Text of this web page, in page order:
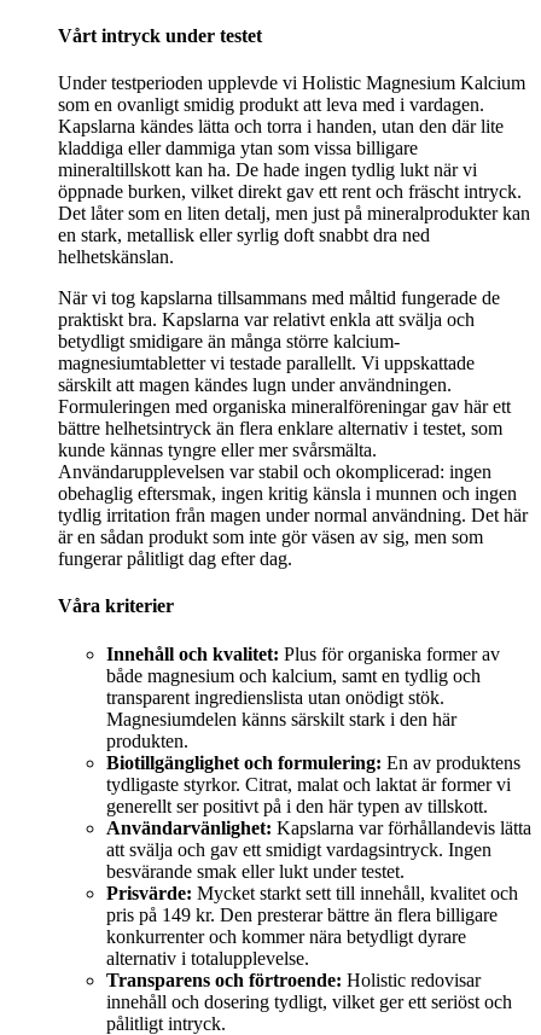
Vårt intryck under testet
Under testperioden upplevde vi Holistic Magnesium Kalcium
som en ovanligt smidig produkt att leva med i vardagen.
Kapslarna kändes lätta och torra i handen, utan den där lite
kladdiga eller dammiga ytan som vissa billigare
mineraltillskott kan ha. De hade ingen tydlig lukt när vi
öppnade burken, vilket direkt gav ett rent och fräscht intryck.
Det låter som en liten detalj, men just på mineralprodukter kan
en stark, metallisk eller syrlig doft snabbt dra ned
helhetskänslan.
När vi tog kapslarna tillsammans med måltid fungerade de
praktiskt bra. Kapslarna var relativt enkla att svälja och
betydligt smidigare än många större kalcium-
magnesiumtabletter vi testade parallellt. Vi uppskattade
särskilt att magen kändes lugn under användningen.
Formuleringen med organiska mineralföreningar gav här ett
bättre helhetsintryck än flera enklare alternativ i testet, som
kunde kännas tyngre eller mer svårsmälta.
Användarupplevelsen var stabil och okomplicerad: ingen
obehaglig eftersmak, ingen kritig känsla i munnen och ingen
tydlig irritation från magen under normal användning. Det här
är en sådan produkt som inte gör väsen av sig, men som
fungerar pålitligt dag efter dag.
Våra kriterier
Innehåll och kvalitet: Plus för organiska former av
både magnesium och kalcium, samt en tydlig och
transparent ingredienslista utan onödigt stök.
Magnesiumdelen känns särskilt stark i den här
produkten.
Biotillgänglighet och formulering: En av produktens
tydligaste styrkor. Citrat, malat och laktat är former vi
generellt ser positivt på i den här typen av tillskott.
Användarvänlighet: Kapslarna var förhållandevis lätta
att svälja och gav ett smidigt vardagsintryck. Ingen
besvärande smak eller lukt under testet.
Prisvärde: Mycket starkt sett till innehåll, kvalitet och
pris på 149 kr. Den presterar bättre än flera billigare
konkurrenter och kommer nära betydligt dyrare
alternativ i totalupplevelse.
Transparens och förtroende: Holistic redovisar
innehåll och dosering tydligt, vilket ger ett seriöst och
pålitligt intryck.